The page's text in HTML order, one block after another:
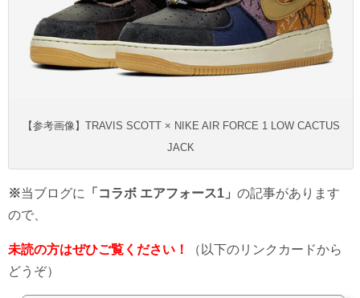
【参考画像】TRAVIS SCOTT × NIKE AIR FORCE 1 LOW CACTUS
JACK
※当ブログに 「コラボ エアフォース1」 の記事があります
ので、
未読の方はぜひご覧ください！
（以下のリンクカードから
どうぞ）